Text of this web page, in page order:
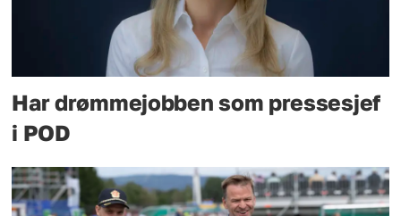
Har drømmejobben som pressesjef
i POD